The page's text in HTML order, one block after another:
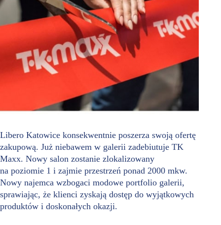
Libero Katowice konsekwentnie poszerza swoją ofertę
zakupową. Już niebawem w galerii zadebiutuje TK
Maxx. Nowy salon zostanie zlokalizowany
na poziomie 1 i zajmie przestrzeń ponad 2000 mkw.
Nowy najemca wzbogaci modowe portfolio galerii,
sprawiając, że klienci zyskają dostęp do wyjątkowych
produktów i doskonałych okazji.